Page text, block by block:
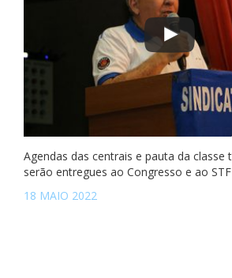
Agendas das centrais e pauta da classe
serão entregues ao Congresso e ao STF
18 MAIO 2022